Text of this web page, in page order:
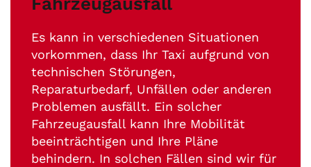
Es kann in verschiedenen Situationen
vorkommen, dass Ihr Taxi aufgrund von
technischen Störungen,
Reparaturbedarf, Unfällen oder anderen
Problemen ausfällt. Ein solcher
Fahrzeugausfall kann Ihre Mobilität
beeinträchtigen und Ihre Pläne
behindern. In solchen Fällen sind wir für